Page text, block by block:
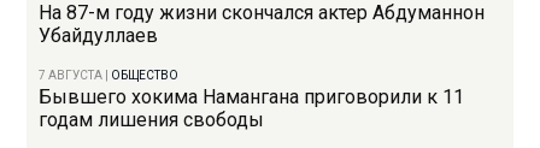
На 87-м году жизни скончался актер Абдуманнон
Убайдуллаев
7 АВГУСТА ОБЩЕСТВО
Бывшего хокима Намангана приговорили к 11
годам лишения свободы